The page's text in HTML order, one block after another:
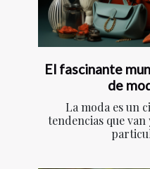
El fascinante
de
La moda es un
tendencias que